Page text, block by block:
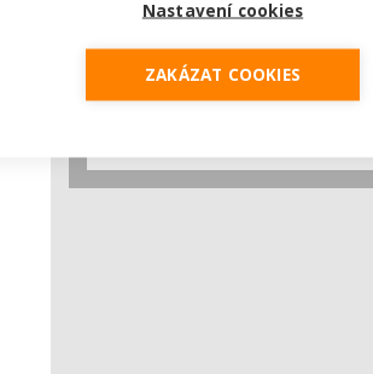
měsíců 200 tisíc proteinových drinků.
Nastavení cookies
ZAKÁZAT COOKIES